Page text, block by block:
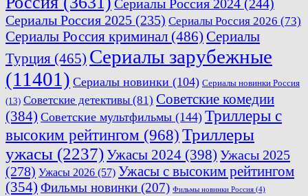
Сериалы Россия 2024 (244)
Сериалы Россия 2025 (235) Сериалы Россия 2026 (73)
Сериалы Россия криминал (486) Сериалы
Турция (465) Сериалы зарубежные
(11401) Сериалы новинки (104) Сериалы новинки Россия
(13) Советские детективы (81) Советские комедии
(384) Советские мультфильмы (144) Триллеры с
высоким рейтингом (968) Триллеры
ужасы (2237)Ужасы 2024 (398) Ужасы 2025
(278) Ужасы 2026 (57) Ужасы с высоким рейтингом
(354) Фильмы новинки (207) Фильмы новинки Россия (4)